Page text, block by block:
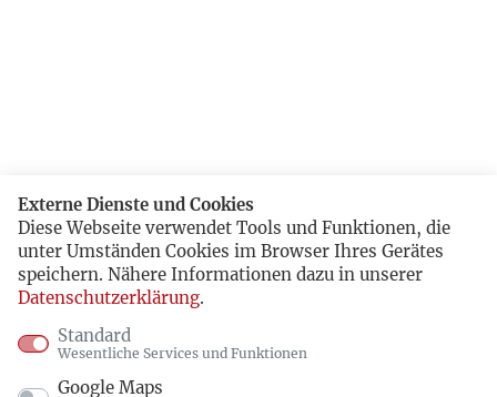
Externe Dienste und Cookies
Diese Webseite verwendet Tools und Funktionen, die
unter Umständen Cookies im Browser Ihres Gerätes
speichern. Nähere Informationen dazu in unserer
Datenschutzerklärung.
Standard
Wesentliche Services und Funktionen
Google Maps